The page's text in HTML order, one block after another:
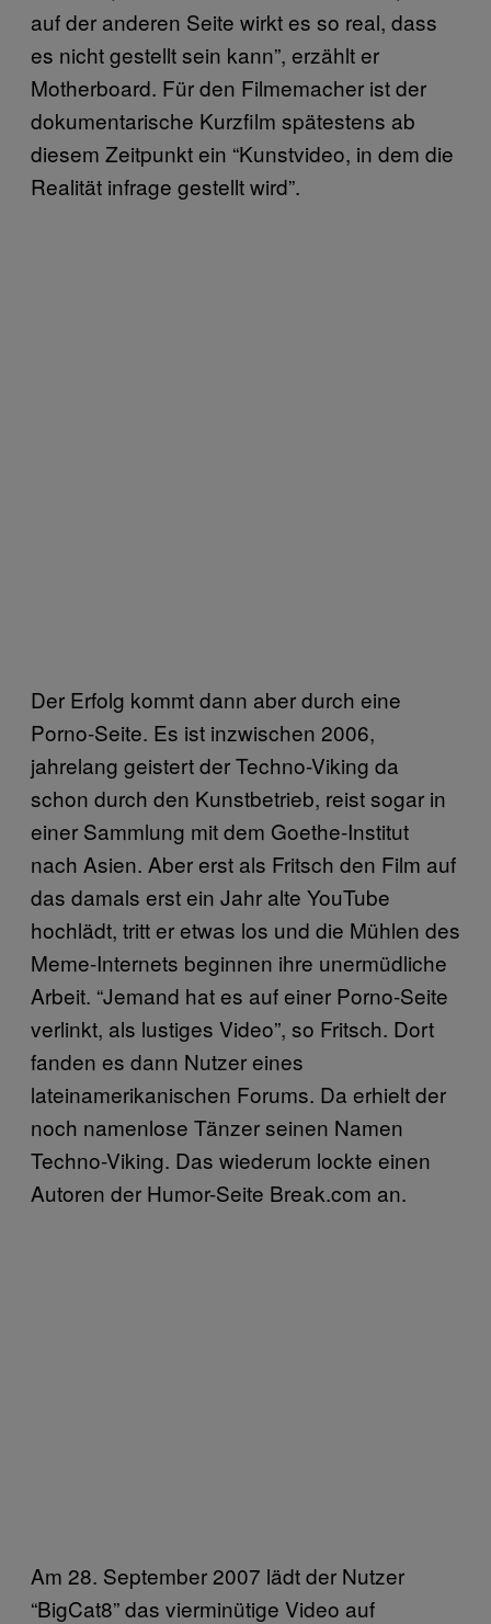
auf der anderen Seite wirkt es so real, dass
es nicht gestellt sein kann”, erzählt er
Motherboard. Für den Filmemacher ist der
dokumentarische Kurzfilm spätestens ab
diesem Zeitpunkt ein “Kunstvideo, in dem die
Realität infrage gestellt wird”.
Der Erfolg kommt dann aber durch eine
Porno-Seite. Es ist inzwischen 2006,
jahrelang geistert der Techno-Viking da
schon durch den Kunstbetrieb, reist sogar in
einer Sammlung mit dem Goethe-Institut
nach Asien. Aber erst als Fritsch den Film auf
das damals erst ein Jahr alte YouTube
hochlädt, tritt er etwas los und die Mühlen des
Meme-Internets beginnen ihre unermüdliche
Arbeit. “Jemand hat es auf einer Porno-Seite
verlinkt, als lustiges Video”, so Fritsch. Dort
fanden es dann Nutzer eines
lateinamerikanischen Forums. Da erhielt der
noch namenlose Tänzer seinen Namen
Techno-Viking. Das wiederum lockte einen
Autoren der Humor-Seite Break.com an.
Am 28. September 2007 lädt der Nutzer
“BigCat8” das vierminütige Video auf